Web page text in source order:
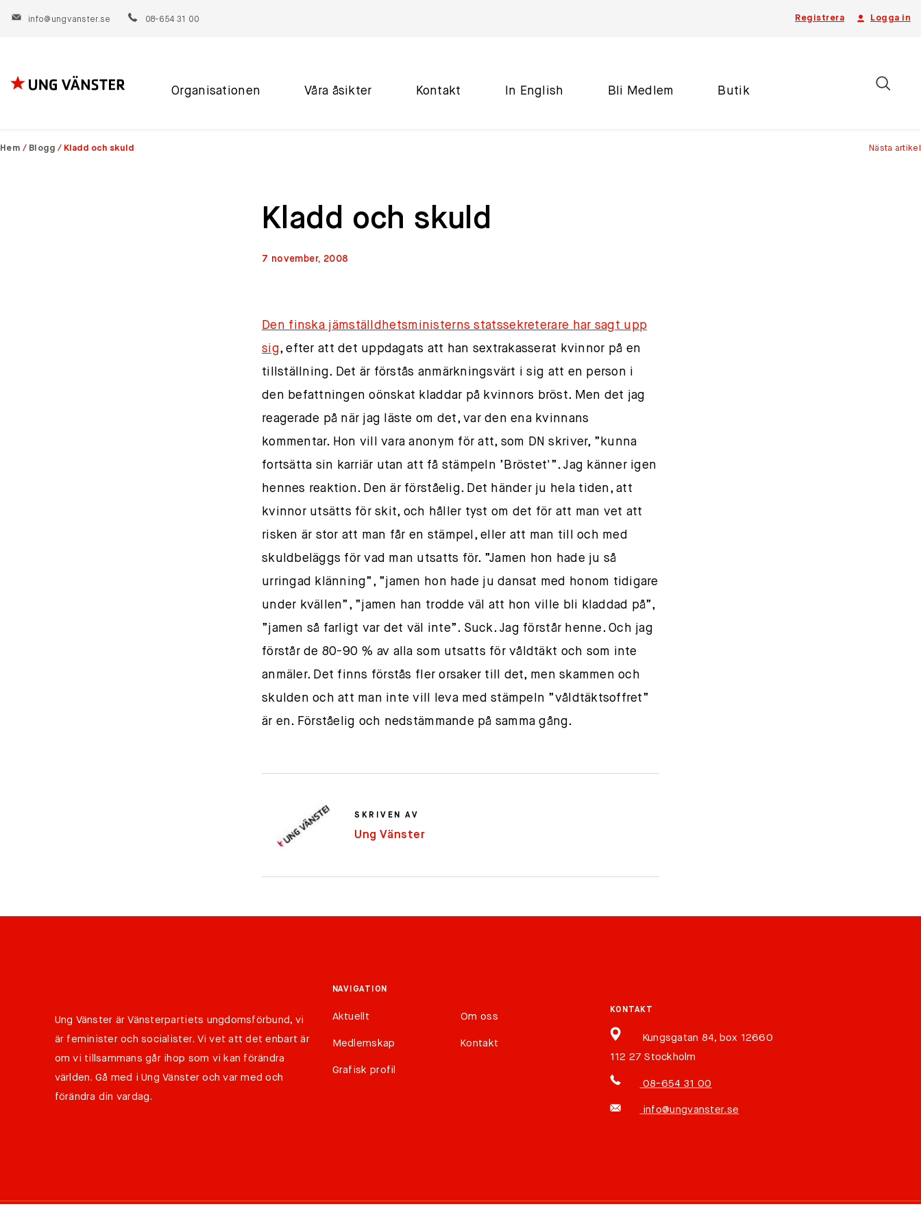
Registrera Logga in
info@ungvanster.se 08-654 31 00
Hoppa
Organisationen Våra åsikter Kontakt In English Bli Medlem Butik
Hem / Blogg / Kladd och skuld Nästa artikel
Kladd och skuld
7 november, 2008
Den finska jämställdhetsministerns statssekreterare har sagt upp
sig, efter att det uppdagats att han sextrakasserat kvinnor på en
tillställning. Det är förstås anmärkningsvärt i sig att en person i
den befattningen oönskat kladdar på kvinnors bröst. Men det jag
reagerade på när jag läste om det, var den ena kvinnans
kommentar. Hon vill vara anonym för att, som DN skriver, ”kunna
fortsätta sin karriär utan att få stämpeln ’Bröstet'”. Jag känner igen
hennes reaktion. Den är förståelig. Det händer ju hela tiden, att
kvinnor utsätts för skit, och håller tyst om det för att man vet att
risken är stor att man får en stämpel, eller att man till och med
skuldbeläggs för vad man utsatts för. ”Jamen hon hade ju så
urringad klänning”, ”jamen hon hade ju dansat med honom tidigare
under kvällen”, ”jamen han trodde väl att hon ville bli kladdad på”,
”jamen så farligt var det väl inte”. Suck. Jag förstår henne. Och jag
förstår de 80-90 % av alla som utsatts för våldtäkt och som inte
anmäler. Det finns förstås fler orsaker till det, men skammen och
skulden och att man inte vill leva med stämpeln ”våldtäktsoffret”
är en. Förståelig och nedstämmande på samma gång.
SKRIVEN AV
Ung Vänster
Ung Vänster är Vänsterpartiets ungdomsförbund, vi
är feminister och socialister. Vi vet att det enbart är
om vi tillsammans går ihop som vi kan förändra
världen. Gå med i Ung Vänster och var med och
förändra din vardag.
NAVIGATION
Aktuellt Om oss
Medlemskap Kontakt
Grafisk profil
KONTAKT
Kungsgatan 84, box 12660
112 27 Stockholm
08-654 31 00
info@ungvanster.se